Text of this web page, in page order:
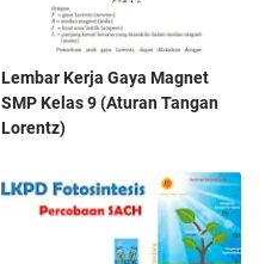
Lembar Kerja Gaya Magnet
SMP Kelas 9 (Aturan Tangan
Lorentz)